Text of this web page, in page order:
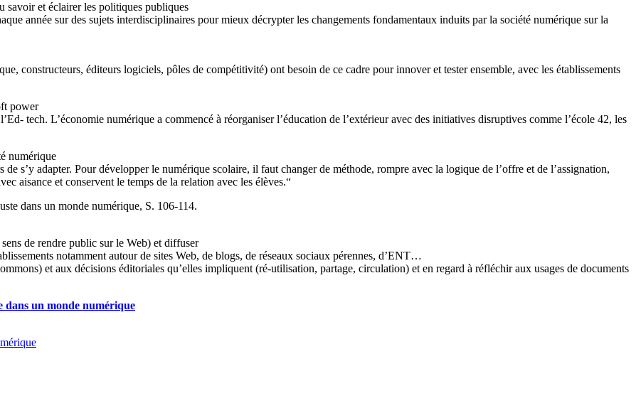
savoir et éclairer les politiques publiques
année sur des sujets interdisciplinaires pour mieux décrypter les changements fondamentaux induits par la société numérique sur la
constructeurs, éditeurs logiciels, pôles de compétitivité) ont besoin de ce cadre pour innover et tester ensemble, avec les établissements
power
tech. L’économie numérique a commencé à réorganiser l’éducation de l’extérieur avec des initiatives disruptives comme l’école 42, les
numérique
s’y adapter. Pour développer le numérique scolaire, il faut changer de méthode, rompre avec la logique de l’offre et de l’assignation,
aisance et conservent le temps de la relation avec les élèves.“
dans un monde numérique, S. 106-114.
de rendre public sur le Web) et diffuser
notamment autour de sites Web, de blogs, de réseaux sociaux pérennes, d’ENT…
et aux décisions éditoriales qu’elles impliquent (ré-utilisation, partage, circulation) et en regard à réfléchir aux usages de documents
dans un monde numérique